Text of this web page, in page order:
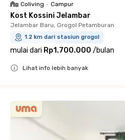
Coliving • Campur
Kost Kossini Jelambar
Jelambar Baru, Grogol Petamburan
1.2 km dari stasiun grogol
mulai dari Rp1.700.000 /bulan
Lihat info lebih banyak